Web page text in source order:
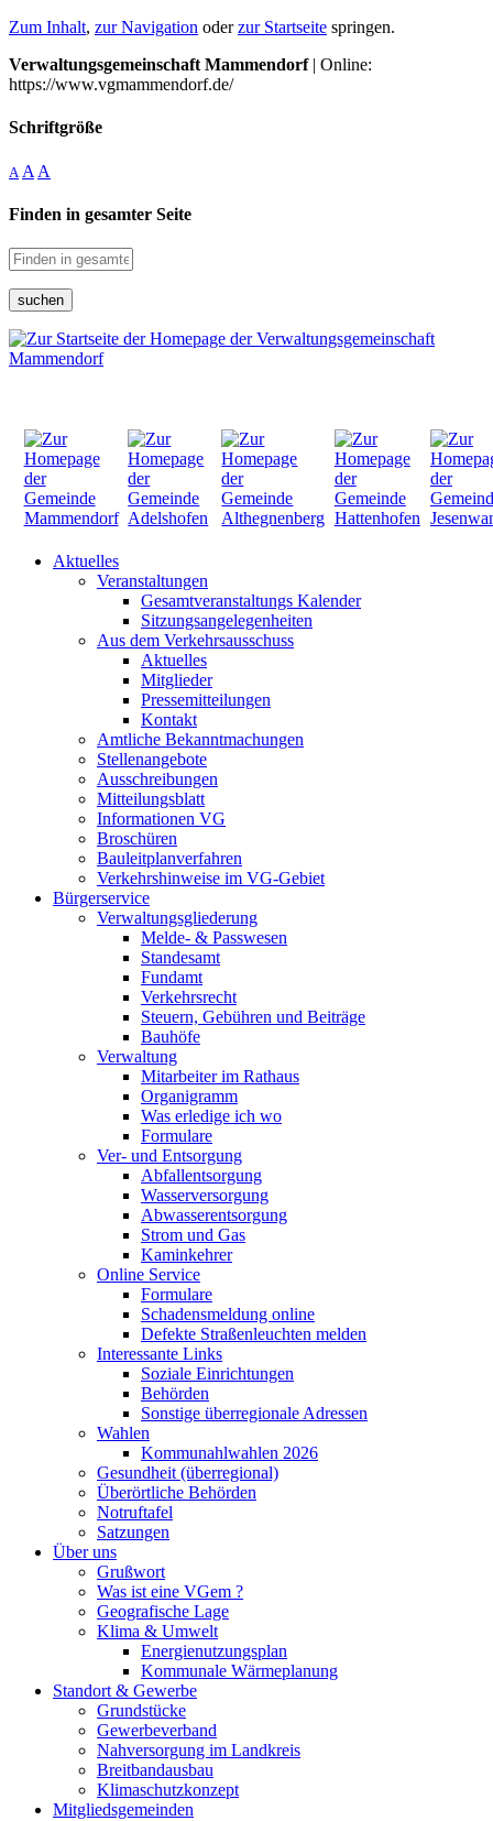
Zum Inhalt, zur Navigation oderzur Startseite springen.
Verwaltungsgemeinschaft Mammendorf| Online:
https://www.vgmammendorf.de/
Schriftgröße
A A A
Finden in gesamter Seite
suchen
Aktuelles
Veranstaltungen
Gesamtveranstaltungs Kalender
Sitzungsangelegenheiten
Aus dem Verkehrsausschuss
Aktuelles
Mitglieder
Pressemitteilungen
Kontakt
Amtliche Bekanntmachungen
Stellenangebote
Ausschreibungen
Mitteilungsblatt
Informationen VG
Broschüren
Bauleitplanverfahren
Verkehrshinweise im VG-Gebiet
Bürgerservice
Verwaltungsgliederung
Melde- & Passwesen
Standesamt
Fundamt
Verkehrsrecht
Steuern, Gebühren und Beiträge
Bauhöfe
Verwaltung
Mitarbeiter im Rathaus
Organigramm
Was erledige ich wo
Formulare
Ver- und Entsorgung
Abfallentsorgung
Wasserversorgung
Abwasserentsorgung
Strom und Gas
Kaminkehrer
Online Service
Formulare
Schadensmeldung online
Defekte Straßenleuchten melden
Interessante Links
Soziale Einrichtungen
Behörden
Sonstige überregionale Adressen
Wahlen
Kommunahlwahlen 2026
Gesundheit (überregional)
Überörtliche Behörden
Notruftafel
Satzungen
Über uns
Grußwort
Was ist eine VGem ?
Geografische Lage
Klima & Umwelt
Energienutzungsplan
Kommunale Wärmeplanung
Standort & Gewerbe
Grundstücke
Gewerbeverband
Nahversorgung im Landkreis
Breitbandausbau
Klimaschutzkonzept
Mitgliedsgemeinden